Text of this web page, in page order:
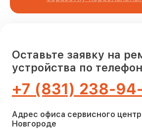
Оставьте заявку на
устройства по
+7 (831) 238-
Адрес офиса сервисного
Новгороде